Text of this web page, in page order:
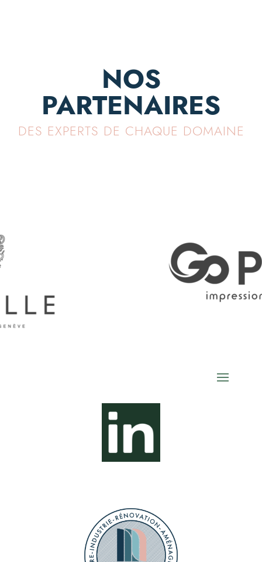
NOS
PARTENAIRES
DES EXPERTS DE CHAQUE DOMAINE